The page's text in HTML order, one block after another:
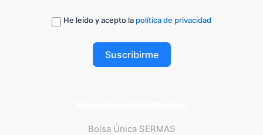
He leído y acepto la política de privacidad
Suscribirme
Bolsa Única SERMAS